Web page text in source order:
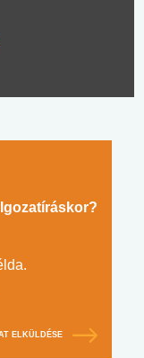
ELKÜLDÉSE